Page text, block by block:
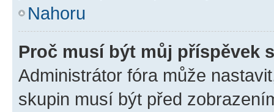
Nahoru
Proč musí být můj příspěvek
Administrátor fóra může
skupin musí být před